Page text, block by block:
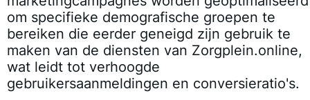
om specifieke demografische groepen te
bereiken die eerder geneigd zijn gebruik te
maken van de diensten van Zorgplein.online,
wat leidt tot verhoogde
gebruikersaanmeldingen en conversieratio's.